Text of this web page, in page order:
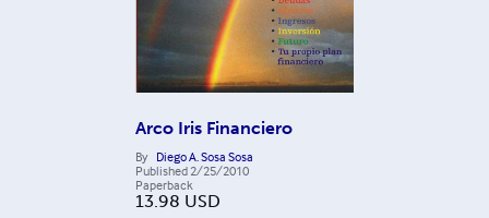
Arco Iris Financiero
By Diego A. Sosa Sosa
Published 2/25/2010
Paperback
13.98 USD